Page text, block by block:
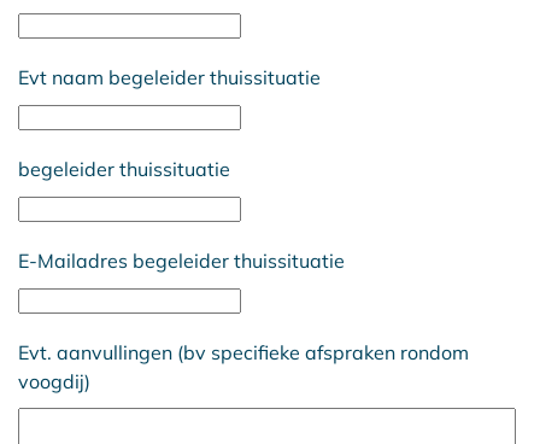
Evt naam begeleider thuissituatie
begeleider thuissituatie
E-Mailadres begeleider thuissituatie
Evt. aanvullingen (bv specifieke afspraken rondom
voogdij)